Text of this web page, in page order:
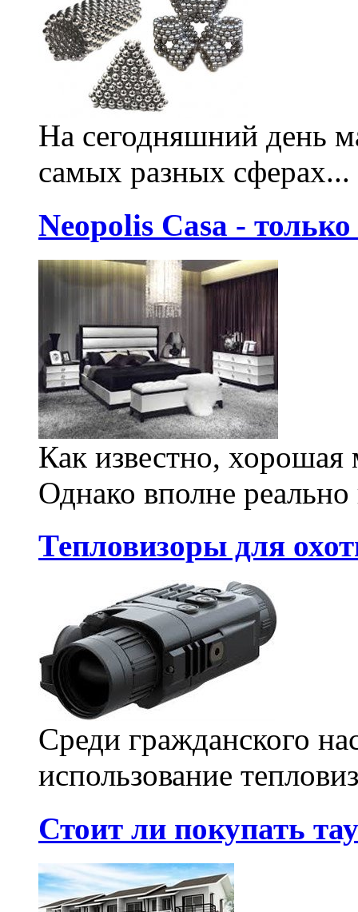
На сегодняшний день
самых разных сферах...
Neopolis Casa -
Как известно,
Однако вполне реально
Тепловизоры для
Среди гражданского
использование
Стоит ли покупать